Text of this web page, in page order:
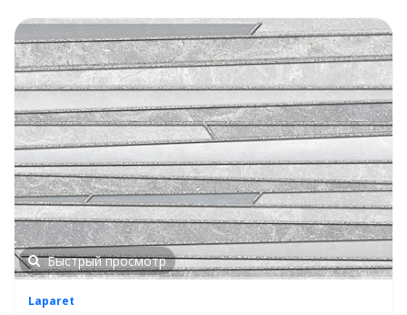
Быстрый просмотр
Laparet